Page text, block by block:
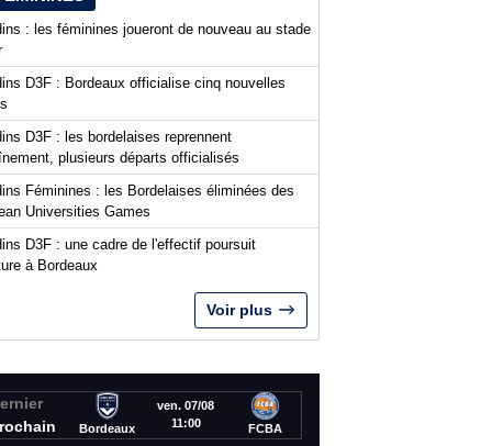
: les féminines joueront de nouveau au stade
D3F : Bordeaux officialise cinq nouvelles
D3F : les bordelaises reprennent
plusieurs départs officialisés
Féminines : les Bordelaises éliminées des
Universities Games
D3F : une cadre de l'effectif poursuit
à Bordeaux
Voir plus
Bordeaux
ven. 07/08
11:00
FCBA